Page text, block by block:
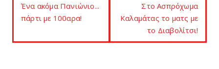
Ένα ακόμα Πανιώνιο...
πάρτι με 100αρα!
Στo Ασπρόχωμα
Καλαμάτας τo ματς με
το Διαβολίτσι!